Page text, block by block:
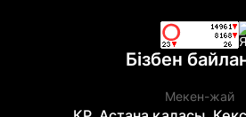
Бізбен
Мекен-жай